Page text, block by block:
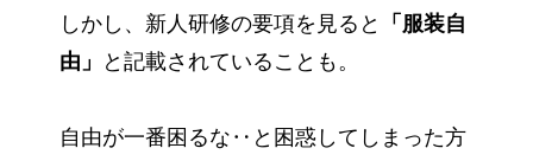
しかし、新人研修の要項を見ると
「服装自
由」
と記載されていることも。
自由が一番困るな‥と困惑してしまった方